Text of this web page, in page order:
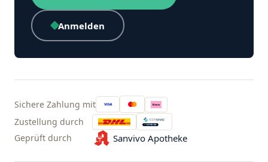
Anmelden
Sichere Zahlung mit
Zustellung durch
Geprüft durch
Sanvivo Apotheke